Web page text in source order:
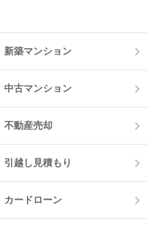
新築マンション
中古マンション
不動産売却
引越し見積もり
カードローン